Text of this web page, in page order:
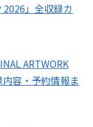
2026」全収録カ
ARTWORK
容・予約情報ま